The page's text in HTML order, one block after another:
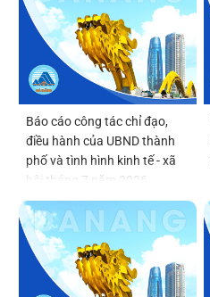
Báo cáo công tác chỉ đạo,
điều hành của UBND thành
phố và tình hình kinh tế - xã
hội tháng 7 năm 2026